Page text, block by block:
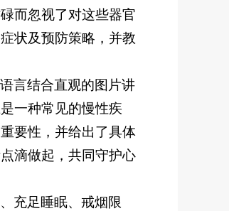
而忽视了对这些器官
状及预防策略，并教
言结合直观的图片讲
一种常见的慢性疾
要性，并给出了具体
滴做起，共同守护心
充足睡眠、戒烟限